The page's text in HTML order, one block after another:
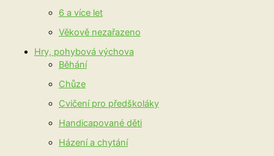
6 a více let
Věkově nezařazeno
Hry, pohybová výchova
Běhání
Chůze
Cvičení pro předškoláky
Handicapované děti
Házení a chytání